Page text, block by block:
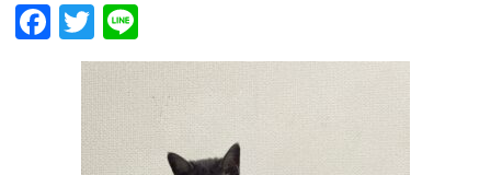
Facebook
Twitter